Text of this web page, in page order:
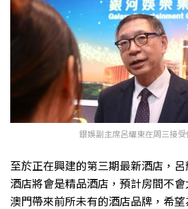
銀娛副主席呂耀東在周三接受
至於正在興建的第三期最新酒店，
酒店將會是精品酒店，預計房間不
澳門帶來前所未有的酒店品牌，希